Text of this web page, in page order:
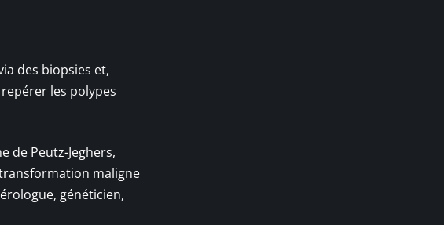
des biopsies et,
les polypes
de Peutz-Jeghers,
maligne
généticien,